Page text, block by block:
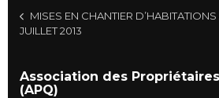
MISES EN CHANTIER
JUILLET 2013
Association des
(APQ)